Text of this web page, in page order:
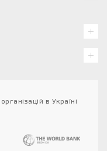
в Україні